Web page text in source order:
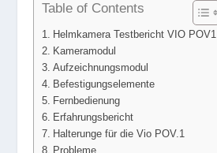
Table of Contents
Helmkamera Testbericht VIO POV1
Kameramodul
Aufzeichnungsmodul
Befestigungselemente
Fernbedienung
Erfahrungsbericht
Halterunge für die Vio POV.1
Probleme